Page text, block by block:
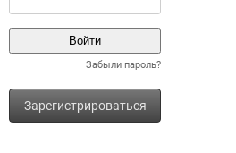
Забыли пароль?
Зарегистрироваться